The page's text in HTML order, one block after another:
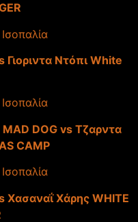
Ισοπαλία
Γιοριντα Ντόπι White
Ισοπαλία
DOG vs Τζαρντα
CAMP
Ισοπαλία
Χασαναΐ Χάρης WHITE